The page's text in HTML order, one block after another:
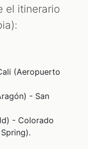
el itinerario
(Aeropuerto
- San
- Colorado